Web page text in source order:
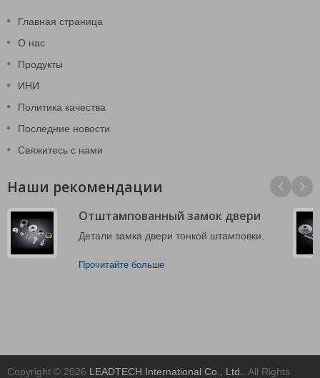
Главная страница
О нас
Продукты
ИНИ
Политика качества
Последние новости
Свяжитесь с нами
Наши рекомендации
Отштампованный замок двери
Детали замка двери тонкой штамповки.
Прочитайте больше
Copyright © 2026 LEADTECH International Co., Ltd.
. All Rights